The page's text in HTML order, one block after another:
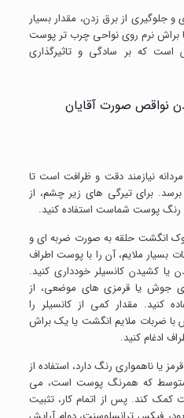
و جلوگیری از برق زدن، مقدار بسیار
براش نرم روی نواحی چرب تر پوست
است که بر سادگی و تاثیرگذاری
نواقص صورت آقایان
نیازمند دقت و ظرافت است تا
برسد. برای تیرگی های زیر چشم، از
رنگ پوست شماست استفاده کنید.
نوک انگشت حلقه به صورت ضربه ای و
بسیار ملایم، آن را با پوست اطراف
یا کشیدن کانسیلر خودداری کنید.
جوش یا قرمزی های موضعی، از
کنید. مقدار کمی از کانسیلر را
با ضربات ملایم انگشت یا یک براش
ادغام کنید.
یا ناهمواری رنگ دارد، استفاده از
متوسط که همرنگ پوست است، می
کند. پس از اتمام کار، تثبیت